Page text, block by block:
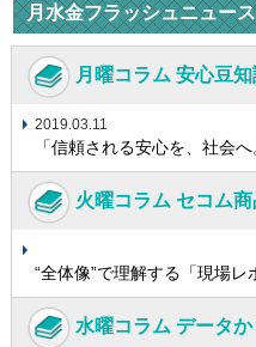
月水金フラッシュニュー
月曜コラム 安心豆知
2019.03.11
「信頼される安心を、社会
火曜コラム セコム
“全体像”で理解する「現場レ
水曜コラム データ